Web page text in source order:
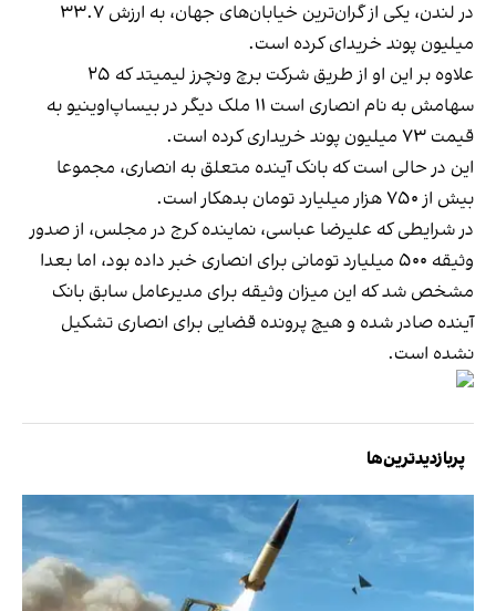
در لندن، یکی از گران‌ترین خیابان‌های جهان، به ارزش ۳۳.۷
میلیون پوند خریدای کرده است.
علاوه بر این او از طریق شرکت برچ ونچرز لیمیتد که ۲۵
سهامش به نام انصاری است ۱۱ ملک دیگر در بیساپ‌اوینیو به
قیمت ۷۳ میلیون پوند خریداری کرده است.
این در حالی است که بانک آینده متعلق به انصاری، مجموعا
بیش از ۷۵۰ هزار میلیارد تومان بدهکار است.
در شرایطی که علیرضا عباسی، نماینده کرج در مجلس، از صدور
وثیقه ۵۰۰ میلیارد تومانی برای انصاری خبر داده بود، اما بعدا
مشخص شد که این میزان وثیقه برای مدیرعامل سابق بانک
آینده صادر شده و هیچ پرونده قضایی برای انصاری تشکیل
نشده است.
پربازدیدترین‌ها